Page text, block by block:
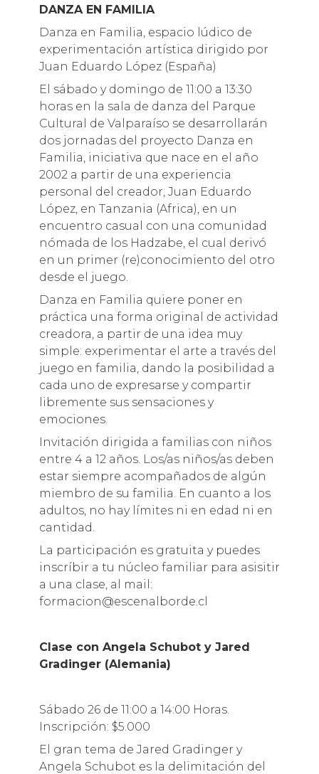
DANZA EN FAMILIA
Danza en Familia, espacio lúdico de
experimentación artística dirigido por
Juan Eduardo López (España)
El sábado y domingo de 11:00 a 13:30
horas en la sala de danza del Parque
Cultural de Valparaíso se desarrollarán
dos jornadas del proyecto Danza en
Familia, iniciativa que nace en el año
2002 a partir de una experiencia
personal del creador, Juan Eduardo
López, en Tanzania (Africa), en un
encuentro casual con una comunidad
nómada de los Hadzabe, el cual derivó
en un primer (re)conocimiento del otro
desde el juego.
Danza en Familia quiere poner en
práctica una forma original de actividad
creadora, a partir de una idea muy
simple: experimentar el arte a través del
juego en familia, dando la posibilidad a
cada uno de expresarse y compartir
libremente sus sensaciones y
emociones.
Invitación dirigida a familias con niños
entre 4 a 12 años. Los/as niños/as deben
estar siempre acompañados de algún
miembro de su familia. En cuanto a los
adultos, no hay límites ni en edad ni en
cantidad.
La participación es gratuita y puedes
inscríbir a tu núcleo familiar para asisitir
a una clase, al mail:
formacion@escenalborde.cl
Clase con Angela Schubot y Jared
Gradinger (Alemania)
Sábado 26 de 11:00 a 14:00 Horas.
Inscripción: $5.000
El gran tema de Jared Gradinger y
Angela Schubot es la delimitación del